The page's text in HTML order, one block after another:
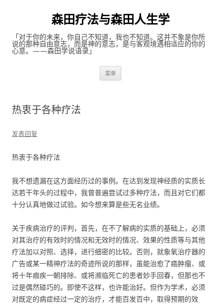
森田疗法与森田人生学
「对于你的未来，你自己不知道，我也不知道。这并不象是你所
说的那种自由意志，而是神的意志，是与客观境遇相适应的你的
心意。——森田学说语录」
菜单
热衷于各种疗法
发表回复
热衷于各种疗法
我不想遗漏在这方面经历过的事例。在达到发现神经质的实质长
达若干年头的过程中，我曾普遍尝试过多种疗法，而且对它们都
十分认真地做过试验。如今想来算是些无名业绩。
关于疾病治疗的评判，首先，在不了解病的实质的基础上，必须
对其治疗的有效时的情况和无效时的情况、效果的性质等与其他
疗法加以对照、选择，进行细密的比较。否则，就象氧治疗器的
广告或某一精神疗法的奇迹所说的那样，虽能治愈了癌肿瘤、或
将十年痼疾一朝排除、或将濒临死亡的患者妙手回春，但那也不
过是偶然碰巧的。即使不这样，也许能治好。但作为学术，必须
对既定的病症经过一定的治疗，才能百发百中，取得预期的效